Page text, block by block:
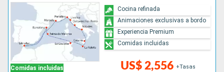
Comidas incluidas US$ 2,556 +Tasas
Cocina refinada
Animaciones exclusivas a bordo
Experiencia Premium
Comidas incluidas